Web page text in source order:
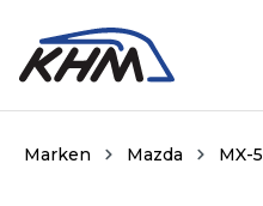
springen
Marken Mazda MX-5